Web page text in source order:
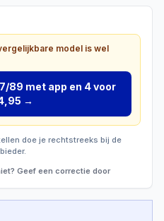
model is wel
89 met app en 4voor
→
doe je rechtstreeks bij de
Geef een correctie door